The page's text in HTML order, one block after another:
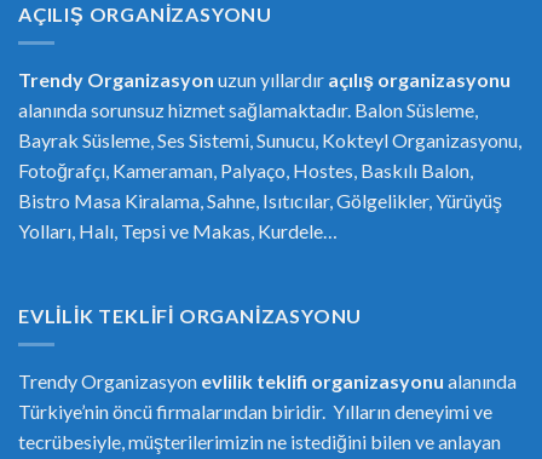
AÇILIŞ ORGANIZASYONU
Trendy Organizasyon uzun yıllardır açılış organizasyonu
alanında sorunsuz hizmet sağlamaktadır. Balon Süsleme,
Bayrak Süsleme, Ses Sistemi, Sunucu, Kokteyl Organizasyonu,
Fotoğrafçı, Kameraman, Palyaço, Hostes, Baskılı Balon,
Bistro Masa Kiralama, Sahne, Isıtıcılar, Gölgelikler, Yürüyüş
Yolları, Halı, Tepsi ve Makas, Kurdele…
EVLILIK TEKLIFI ORGANIZASYONU
Trendy Organizasyon evlilik teklifi organizasyonu alanında
Türkiye’nin öncü firmalarından biridir. Yılların deneyimi ve
tecrübesiyle, müşterilerimizin ne istediğini bilen ve anlayan